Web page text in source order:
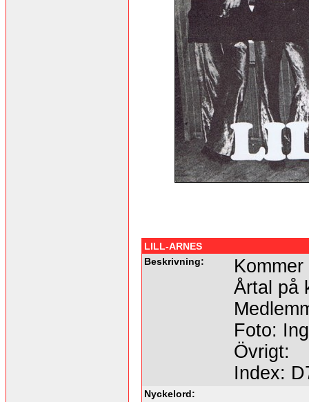
LILL-ARNES
Beskrivning:
Årtal på
Foto:
Övrigt:
Index:
Nyckelord: